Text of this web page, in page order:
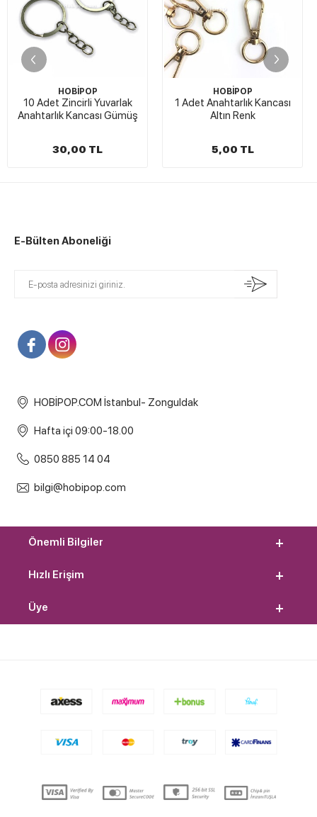
1 Adet Anahtarlık Kancası
Altın Renk
5,00 TL
STOKTA YOK
50 Adet Anahtarlık
199,00 TL
E-Bülten Aboneliği
HOBİPOP.COM İstanbul- Zonguldak
Hafta içi 09:00-18.00
0850 885 14 04
bilgi@hobipop.com
Önemli Bilgiler
Hızlı Erişim
Üye